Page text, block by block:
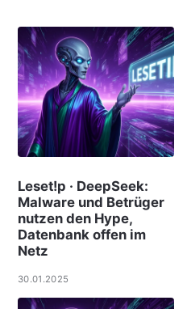
Leset!p · DeepSeek:
Malware und Betrüger
nutzen den Hype,
Datenbank offen im
Netz
30.01.2025